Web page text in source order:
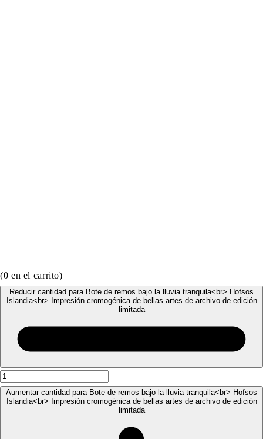
(0 en el carrito)
Reducir cantidad para Bote de remos bajo la lluvia tranquila<br> Hofsos
Islandia<br> Impresión cromogénica de bellas artes de archivo de edición
limitada
Aumentar cantidad para Bote de remos bajo la lluvia tranquila<br> Hofsos
Islandia<br> Impresión cromogénica de bellas artes de archivo de edición
limitada